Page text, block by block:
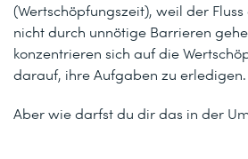
(Wertschöpfungszeit), weil der
nicht durch unnötige Barrieren
konzentrieren sich auf die
darauf, ihre Aufgaben zu erledigen.
Aber wie darfst du dir das in der